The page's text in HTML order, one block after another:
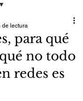
para qué
no todo
redes es
de lectura